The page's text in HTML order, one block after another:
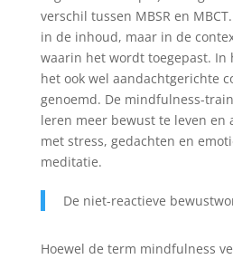
verschil tussen MBSR en
in de inhoud, maar in de
waarin het wordt toegepast.
het ook wel aandachtgerichte
genoemd. De mindfulness-
leren meer bewust te leven en
met stress, gedachten en
meditatie.
De niet-reactieve
Hoewel de term mindfulness